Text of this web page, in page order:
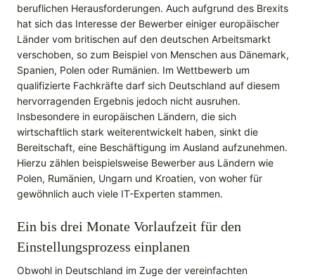
beruflichen Herausforderungen. Auch aufgrund des Brexits
hat sich das Interesse der Bewerber einiger europäischer
Länder vom britischen auf den deutschen Arbeitsmarkt
verschoben, so zum Beispiel von Menschen aus Dänemark,
Spanien, Polen oder Rumänien. Im Wettbewerb um
qualifizierte Fachkräfte darf sich Deutschland auf diesem
hervorragenden Ergebnis jedoch nicht ausruhen.
Insbesondere in europäischen Ländern, die sich
wirtschaftlich stark weiterentwickelt haben, sinkt die
Bereitschaft, eine Beschäftigung im Ausland aufzunehmen.
Hierzu zählen beispielsweise Bewerber aus Ländern wie
Polen, Rumänien, Ungarn und Kroatien, von woher für
gewöhnlich auch viele IT-Experten stammen.
Ein bis drei Monate Vorlaufzeit für den
Einstellungsprozess einplanen
Obwohl in Deutschland im Zuge der vereinfachten